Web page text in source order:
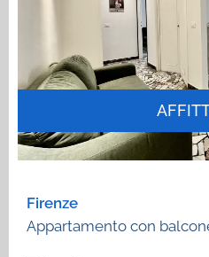
Firenze
Appartamento con